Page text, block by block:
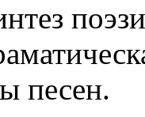
песен.